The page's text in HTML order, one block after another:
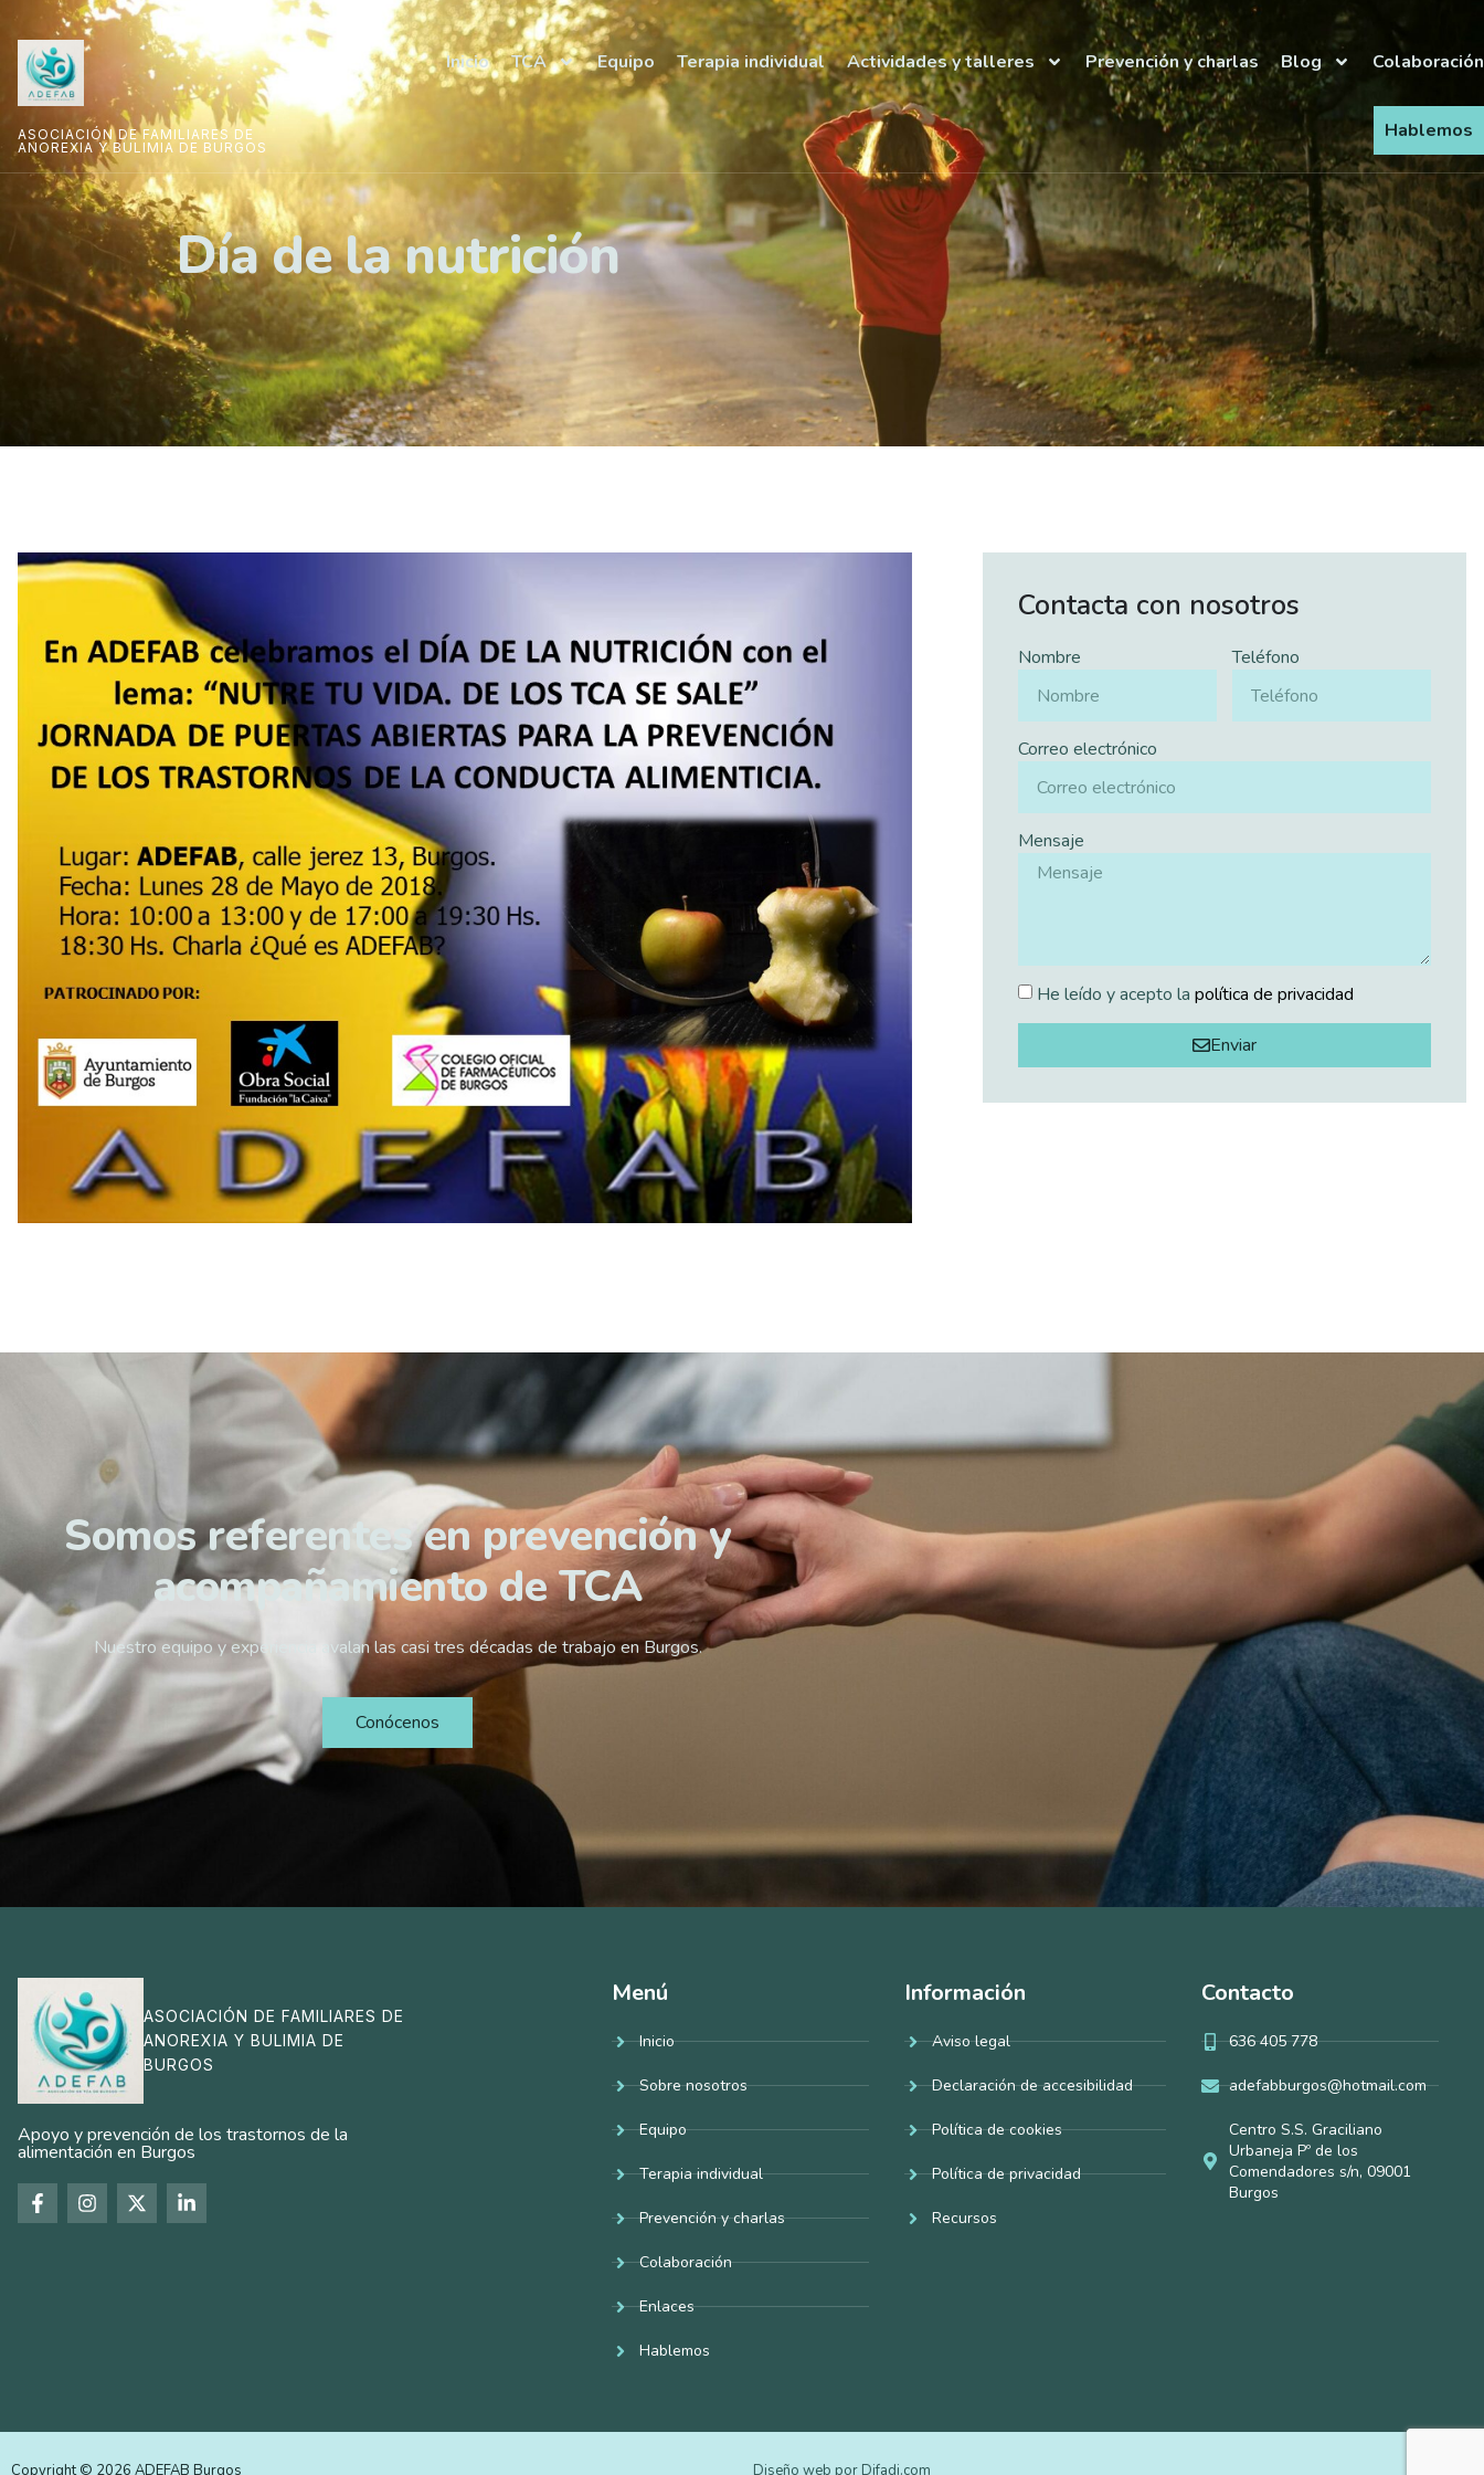
ASOCIACIÓN DE FAMILIARES DE
ANOREXIA Y BULIMIA DE BURGOS
Inicio TCA Equipo Terapia individual Actividades y talleres Prevención y charlas Blog Colaboración
Hablemos
Día de la nutrición
Contacta con nosotros
Nombre Teléfono
Correo electrónico
Mensaje
He leído y acepto la política de privacidad
Enviar
Somos referentes en prevención y
acompañamiento de TCA
Nuestro equipo y experiencia avalan las casi tres décadas de trabajo en Burgos.
Conócenos
ASOCIACIÓN DE FAMILIARES DE
ANOREXIA Y BULIMIA DE
BURGOS
Apoyo y prevención de los trastornos de la
alimentación en Burgos
Menú
Inicio
Sobre nosotros
Equipo
Terapia individual
Prevención y charlas
Colaboración
Enlaces
Hablemos
Información
Aviso legal
Declaración de accesibilidad
Política de cookies
Política de privacidad
Recursos
Contacto
636 405 778
adefabburgos@hotmail.com
Centro S.S. Graciliano
Urbaneja Pº de los
Comendadores s/n, 09001
Burgos
Copyright © 2026 ADEFAB Burgos Diseño web por Difadi.com